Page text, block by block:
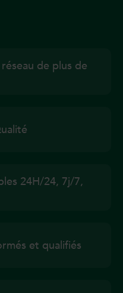
de plus de
24H/24, 7j/7,
et qualifiés